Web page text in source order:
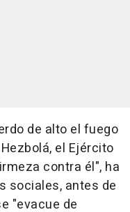
de alto el fuego
el Ejército
contra él", ha
sociales, antes de
"evacue de